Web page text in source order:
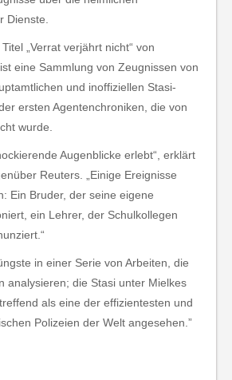
Dienste.
„Verrat verjährt nicht“ von
eine Sammlung von Zeugnissen von
und inoffiziellen Stasi-
ersten Agentenchroniken, die von
wurde.
Augenblicke erlebt“, erklärt
Reuters. „Einige Ereignisse
Ein Bruder, der seine eigene
ein Lehrer, der Schulkollegen
in einer Serie von Arbeiten, die
analysieren; die Stasi unter Mielkes
als eine der effizientesten und
Polizeien der Welt angesehen.”